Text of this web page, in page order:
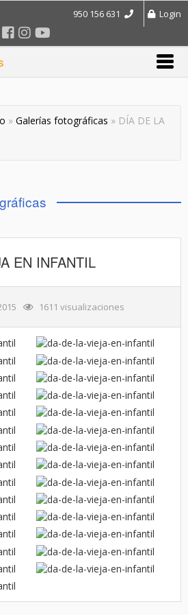
Login
950 156 631
» Galerías fotográficas » DÍA DE LA
EN INFANTIL
1611 visualizaciones